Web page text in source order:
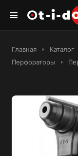
Главная Каталог
Перфораторы